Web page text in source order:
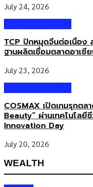
July 24, 2026
TCP ปักหมุดจีนต่อเนื่อง
ฐานผลิตเชื่อมตลาดอาเซี
July 23, 2026
COSMAX เปิดเกมรุกต
Beauty” ผ่านเทคโนโลยี
Innovation Day
July 20, 2026
WEALTH